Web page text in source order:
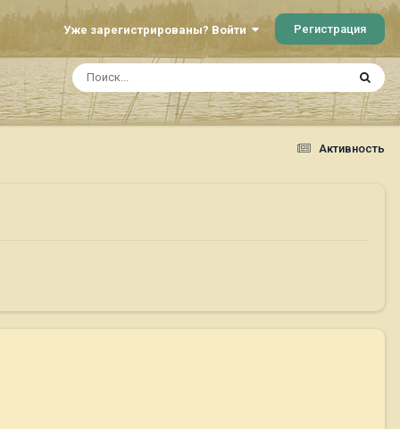
Уже зарегистрированы? Войти Регистрация
Активность